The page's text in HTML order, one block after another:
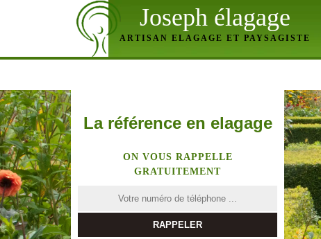
Joseph élagage
ARTISAN ELAGAGE ET PAYSAGISTE
La référence en elagage
ON VOUS RAPPELLE
GRATUITEMENT